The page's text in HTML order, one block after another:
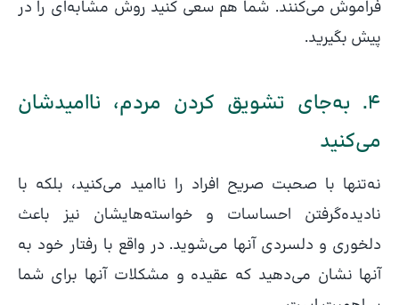
فراموش می‌کنند. شما هم سعی کنید روش مشابه‌ای را در
پیش بگیرید.
۴. به‌جای تشویق کردن مردم، ناامیدشان
می‌کنید
نه‌تنها با صحبت‌ صریح افراد را ناامید می‌کنید، بلکه با
نادیده‌گرفتن‌ احساسات و خواسته‌هایشان نیز باعث
دلخوری و دلسردی آنها می‌شوید. در واقع با رفتار خود به
آنها نشان می‌دهید که عقیده و مشکلات آنها برای‌ شما